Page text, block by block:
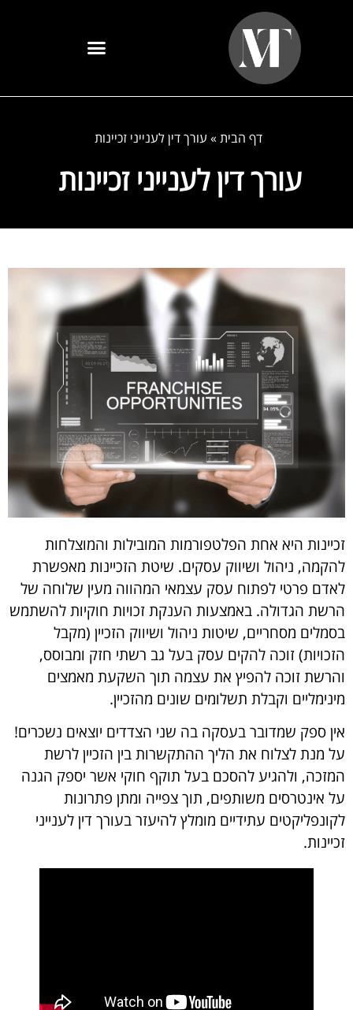
דף הבית» עורך דין לענייני זכיינות
עורך דין לענייני זכיינות
זכיינות היא אחת הפלטפורמות המובילות והמוצלחות
להקמה, ניהול ושיווק עסקים. שיטת הזכיינות מאפשרת
לאדם פרטי לפתוח עסק עצמאי המהווה מעין שלוחה של
הרשת הגדולה. באמצעות הענקת זכויות חוקיות להשתמש
בסמלים מסחריים, שיטות ניהול ושיווק הזכיין (מקבל
הזכויות) זוכה להקים עסק בעל גב רשתי חזק ומבוסס,
והרשת זוכה להפיץ את עצמה תוך השקעת מאמצים
מינימליים וקבלת תשלומים שונים מהזכיין.
אין ספק שמדובר בעסקה בה שני הצדדים יוצאים נשכרים!
על מנת לצלוח את הליך ההתקשרות בין הזכיין לרשת
המזכה, ולהגיע להסכם בעל תוקף חוקי אשר יספק הגנה
על אינטרסים משותפים, תוך צפייה ומתן פתרונות
לקונפליקטים עתידיים מומלץ להיעזר בעורך דין לענייני
זכיינות.